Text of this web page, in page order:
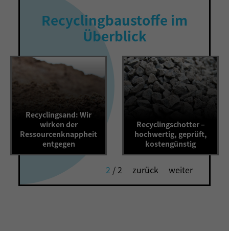
Recyclingbaustoffe im
Überblick
Recyclingsand: Wir
wirken der
Ressourcenknappheit
entgegen
Recyclingschotter –
hochwertig, geprüft,
kostengünstig
1 /2 zurück weiter